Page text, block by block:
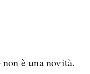
non è una novità.